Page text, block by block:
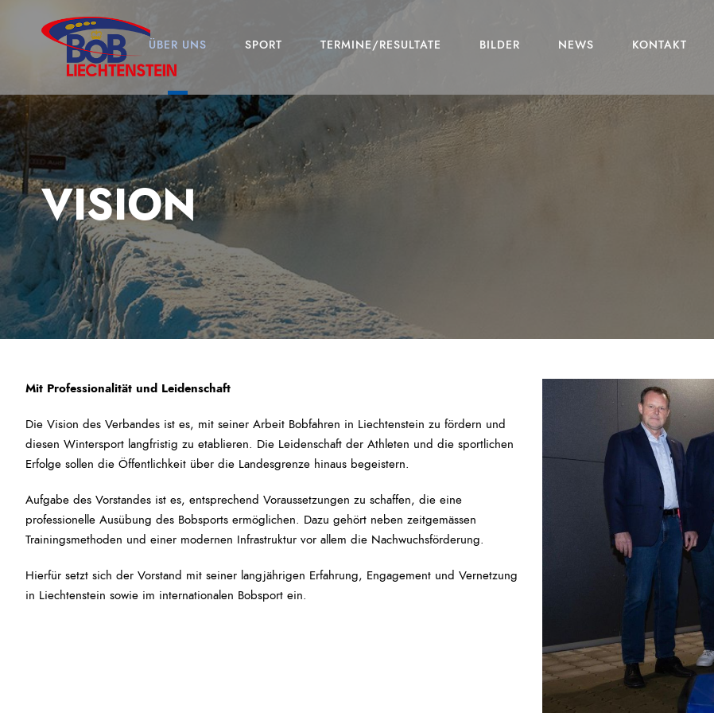
ÜBER UNS SPORT TERMINE/RESULTATE BILDER NEWS KONTAKT
VISION
Mit Professionalität und Leidenschaft
Die Vision des Verbandes ist es, mit seiner Arbeit Bobfahren in Liechtenstein zu fördern und
diesen Wintersport langfristig zu etablieren. Die Leidenschaft der Athleten und die sportlichen
Erfolge sollen die Öffentlichkeit über die Landesgrenze hinaus begeistern.
Aufgabe des Vorstandes ist es, entsprechend Voraussetzungen zu schaffen, die eine
professionelle Ausübung des Bobsports ermöglichen. Dazu gehört neben zeitgemässen
Trainingsmethoden und einer modernen Infrastruktur vor allem die Nachwuchsförderung.
Hierfür setzt sich der Vorstand mit seiner langjährigen Erfahrung, Engagement und Vernetzung
in Liechtenstein sowie im internationalen Bobsport ein.